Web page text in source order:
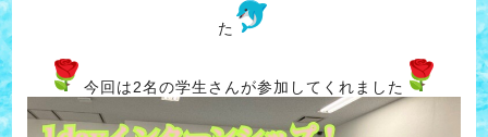
た
今回は2名の学生さんが参加してくれました